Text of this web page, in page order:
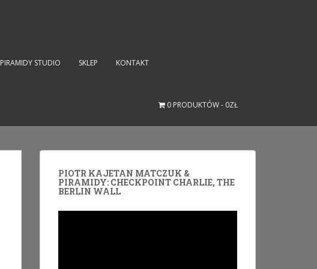
PIRAMIDY STUDIO SKLEP KONTAKT
0 PRODUKTÓW 0ZŁ
PIOTR KAJETAN MATCZUK &
PIRAMIDY: CHECKPOINT CHARLIE, THE
BERLIN WALL